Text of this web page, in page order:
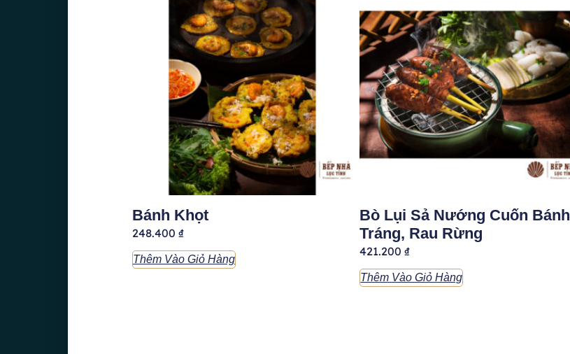
Bánh Khọt
248.400 ₫
Thêm Vào Giỏ Hàng
Bò Lụi Sả Nướng Cuốn Bánh
Tráng, Rau Rừng
421.200₫
Thêm Vào Giỏ Hàng